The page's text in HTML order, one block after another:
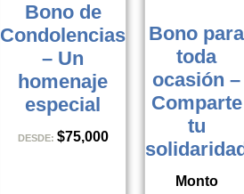
Bono de
Condolencias
– Un
homenaje
especial
DESDE: $75,000
Bono para
toda
ocasión –
Comparte
tu
Monto